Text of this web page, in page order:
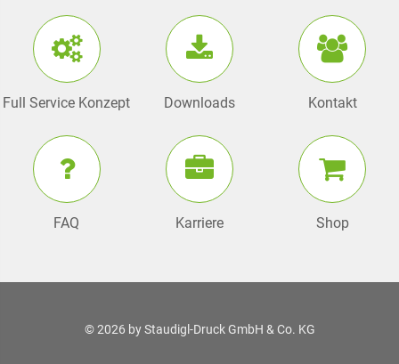
Full Service Konzept Downloads Kontakt
FAQ Karriere Shop
© 2026 byStaudigl-Druck GmbH & Co. KG